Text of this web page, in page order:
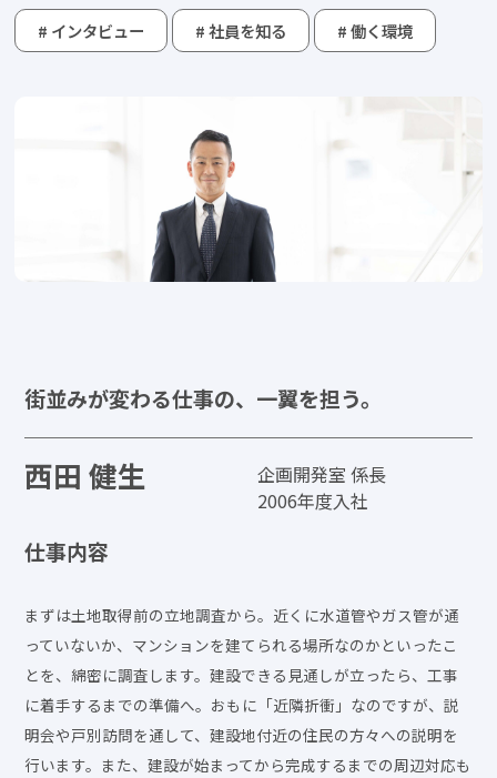
すべて
社員を知る
仕事を知る
働く環境を知る
キャリア開発
Recruitment
キャリア採用
新卒採用（マイナビ2027）
新卒採用（Re就活キャンパス2027）
エントリー
# インタビュー # 社員を知る # 働く環境
街並みが変わる仕事の、一翼を担う。
西田 健生
企画開発室 係長
2006年度入社
仕事内容
まずは土地取得前の立地調査から。近くに水道管やガス管が通
っていないか、マンションを建てられる場所なのかといったこ
とを、綿密に調査します。建設できる見通しが立ったら、工事
に着手するまでの準備へ。おもに「近隣折衝」なのですが、説
明会や戸別訪問を通して、建設地付近の住民の方々への説明を
行います。また、建設が始まってから完成するまでの周辺対応も